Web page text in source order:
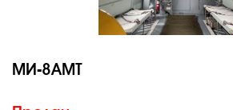
МИ-8АМТ